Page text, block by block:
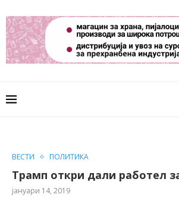
ВЕСТИ ПОЛИТИКА
Трамп откри дали работел
јануари 14, 2019